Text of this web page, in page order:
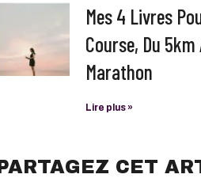
Mes 4 Livres
Course, Du 5km
Marathon
Lire plus »
PARTAGEZ CET